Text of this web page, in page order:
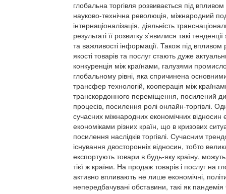
глобальна торгівля розвивається під
науково-технічна революція, міжнародний
інтернаціоналізація, діяльність
результаті її розвитку з’явилися такі
та важливості інформації. Також під
якості товарів та послуг стають дуже
конкуренція між країнами, галузями
глобальному рівні, яка спричинена
трансфер технологій, кооперація між
транскордонного переміщення, посилений
процесів, посилення ролі онлайн-торгівлі.
сучасних міжнародних економічних відносин
економіками різних країн, що в кризових
посилення наслідків торгівлі. Сучасним
існування двосторонніх відносин, тобто велика
експортують товари в будь-яку країну,
тієї ж країни. На продаж товарів і послуг на
активно впливають не лише економічні,
непередбачувані обставини, такі як